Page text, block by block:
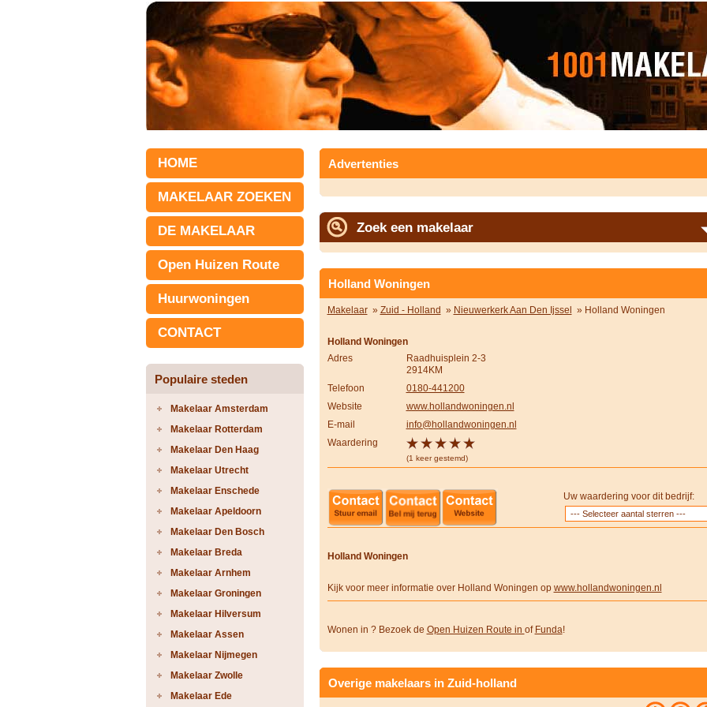
HOME
MAKELAAR ZOEKEN
DE MAKELAAR
Open Huizen Route
Huurwoningen
CONTACT
Populaire steden
Makelaar Amsterdam
Makelaar Rotterdam
Makelaar Den Haag
Makelaar Utrecht
Makelaar Enschede
Makelaar Apeldoorn
Makelaar Den Bosch
Makelaar Breda
Makelaar Arnhem
Makelaar Groningen
Makelaar Hilversum
Makelaar Assen
Makelaar Nijmegen
Makelaar Zwolle
Makelaar Ede
Advertenties
Zoek een makelaar
Holland Woningen
Makelaar» Zuid - Holland » Nieuwerkerk Aan Den Ijssel » Holland Woningen
Holland Woningen
Adres
Raadhuisplein 2-3
2914KM
Telefoon
0180-441200
Website
www.hollandwoningen.nl
E-mail
info@hollandwoningen.nl
Waardering
(1 keer gestemd)
Uw waardering voor dit bedrijf:
Holland Woningen
Kijk voor meer informatie over Holland Woningen op www.hollandwoningen.nl
Wonen in ? Bezoek de Open Huizen Route in of Funda!
Overige makelaars in Zuid-holland